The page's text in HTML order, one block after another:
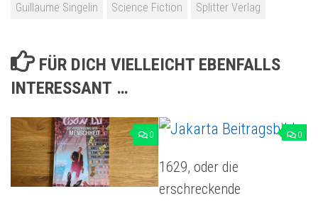
Guillaume Singelin
Science Fiction Splitter Verlag
FÜR DICH VIELLEICHT EBENFALLS
INTERESSANT …
0 0
1629, oder die
erschreckende